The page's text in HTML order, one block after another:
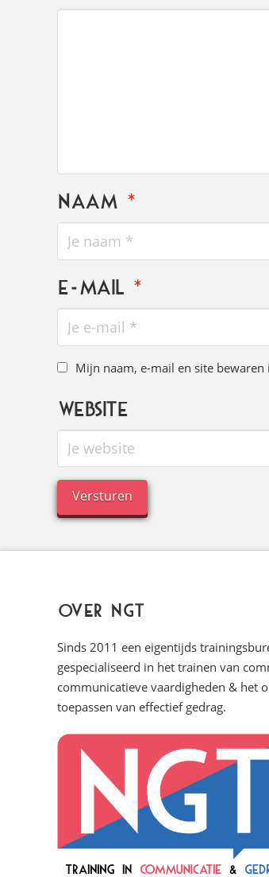
Naam*
E-mail*
Mijn naam, e-mail en site
Website
Over NGT
Sinds 2011 een eigentijds
gespecialiseerd in het trainen van
communicatieve vaardigheden & het
toepassen van effectief gedrag.